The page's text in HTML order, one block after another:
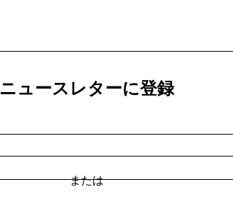
ニュースレターに登録